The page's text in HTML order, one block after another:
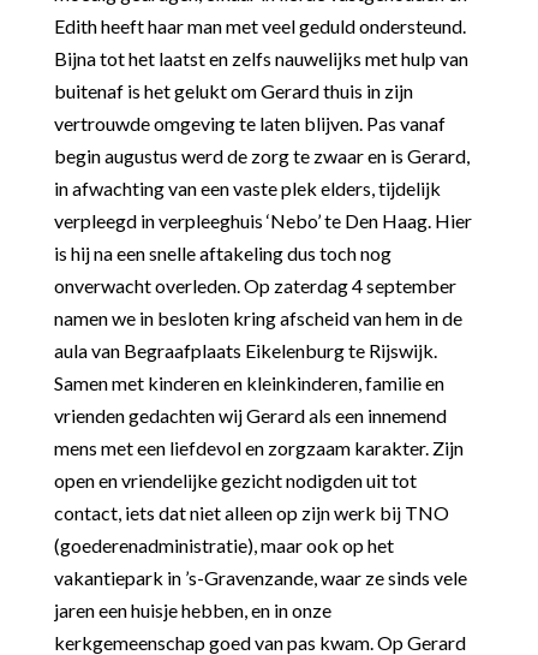
Edith heeft haar man met veel geduld ondersteund.
Bijna tot het laatst en zelfs nauwelijks met hulp van
buitenaf is het gelukt om Gerard thuis in zijn
vertrouwde omgeving te laten blijven. Pas vanaf
begin augustus werd de zorg te zwaar en is Gerard,
in afwachting van een vaste plek elders, tijdelijk
verpleegd in verpleeghuis ‘Nebo’ te Den Haag. Hier
is hij na een snelle aftakeling dus toch nog
onverwacht overleden. Op zaterdag 4 september
namen we in besloten kring afscheid van hem in de
aula van Begraafplaats Eikelenburg te Rijswijk.
Samen met kinderen en kleinkinderen, familie en
vrienden gedachten wij Gerard als een innemend
mens met een liefdevol en zorgzaam karakter. Zijn
open en vriendelijke gezicht nodigden uit tot
contact, iets dat niet alleen op zijn werk bij TNO
(goederenadministratie), maar ook op het
vakantiepark in ’s-Gravenzande, waar ze sinds vele
jaren een huisje hebben, en in onze
kerkgemeenschap goed van pas kwam. Op Gerard